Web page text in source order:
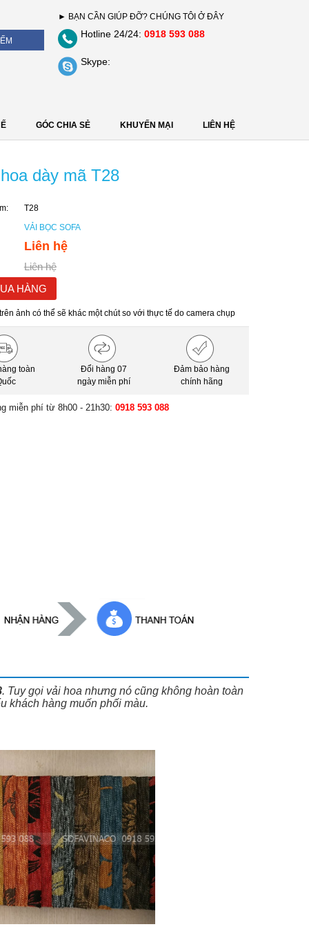
► BẠN CẦN GIÚP ĐỠ? CHÚNG TÔI Ở ĐÂY
Hotline 24/24: 0918 593 088
Skype:
GÓC CHIA SẺ KHUYẾN MẠI LIÊN HỆ
dày mã T28
T28
VẢI BỌC SOFA
Liên hệ
Liên hệ
HÀNG
ảnh có thể sẽ khác một chút so với thực tế do camera chụp
toàn
Đổi hàng 07
ngày miễn phí
Đảm bảo hàng
chính hãng
miễn phí từ 8h00 - 21h30: 0918 593 088
. Tuy gọi vải hoa nhưng nó cũng không hoàn toàn
khách hàng muốn phối màu.